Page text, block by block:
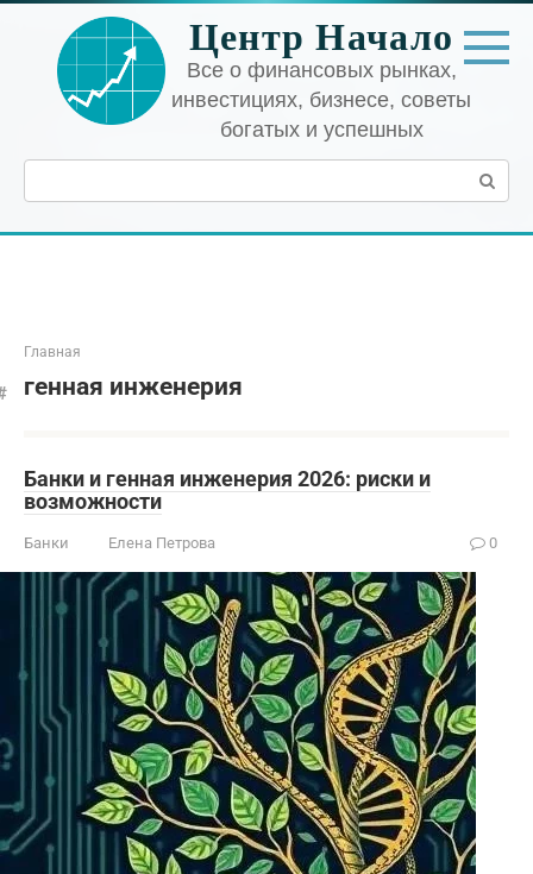
Перейти
контенту
Центр Начало
Все о финансовых рынках,
инвестициях, бизнесе, советы
богатых и успешных
Поиск:
Главная
генная инженерия
Банки и генная инженерия 2026: риски и
возможности
Банки Елена Петрова 0